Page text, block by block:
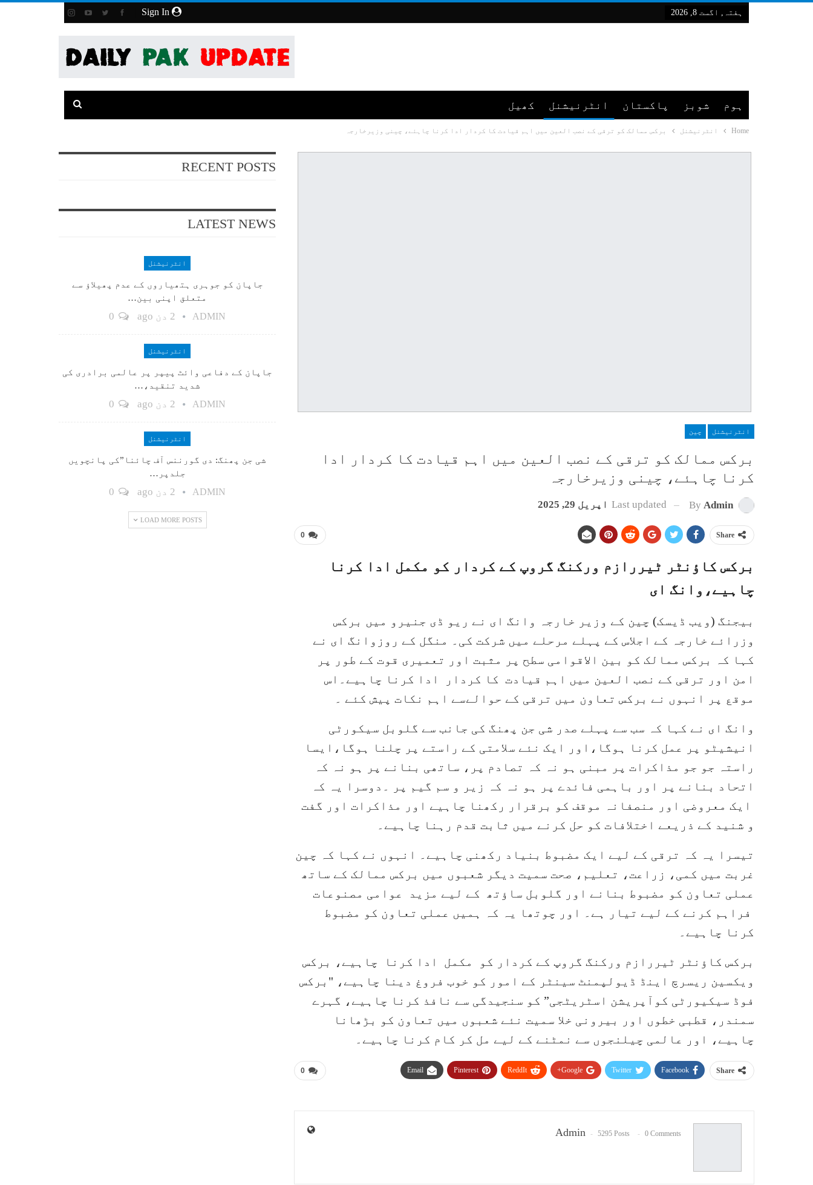
ہفتہ, اگست 8, 2026
ہوم شوبز پاکستان انٹرنیشنل کھیل
Home انٹرنیشنل برکس ممالک کو ترقی کے نصب العین میں اہم قیادت کا کردار ادا کرنا چاہئے، چینی وزیرخارجہ
انٹرنیشنل چین
برکس ممالک کو ترقی کے نصب العین میں اہم قیادت کا کردار ادا
کرنا چاہئے، چینی وزیرخارجہ
By Admin
Last updated اپریل 29, 2025
0 Share
برکس کاؤنٹر ٹیررازم ورکنگ گروپ کے کردار کو مکمل ادا کرنا
چاہیے،وانگ ای
بیجنگ (ویب ڈیسک) چین کے وزیر خارجہ وانگ ای نے ریو ڈی جنیرو میں برکس
وزرائے خارجہ کے اجلاس کے پہلے مرحلے میں شرکت کی۔ منگل کے روزوانگ ای نے
کہا کہ برکس ممالک کو بین الاقوامی سطح پر مثبت اور تعمیری قوت کے طور پر
امن اور ترقی کے نصب العین میں اہم قیادت کا کردار ادا کرنا چاہیے۔اس
موقع پر انہوں نے برکس تعاون میں ترقی کے حوالےسے اہم نکات پیش کئے ۔
وانگ ای نے کہا کہ سب سے پہلے صدر شی جن پھنگ کی جانب سے گلوبل سیکورٹی
انیشیٹو پر عمل کرنا ہوگا،اور ایک نئے سلامتی کے راستے پر چلنا ہوگا،ایسا
راستہ جو جو مذاکرات پر مبنی ہو نہ کہ تصادم پر، ساتھی بنانے پر ہو نہ کہ
اتحاد بنانے پر اور باہمی فائدے پر ہو نہ کہ زیر و سم گیم پر ۔دوسرا یہ کہ
ایک معروضی اور منصفانہ موقف کو برقرار رکھنا چاہیے اور مذاکرات اور گفت
و شنید کے ذریعے اختلافات کو حل کرنے میں ثابت قدم رہنا چاہیے۔
تیسرا یہ کہ ترقی کے لیے ایک مضبوط بنیاد رکھنی چاہیے۔ انہوں نے کہا کہ چین
غربت میں کمی، زراعت، تعلیم، صحت سمیت دیگر شعبوں میں برکس ممالک کے ساتھ
عملی تعاون کو مضبوط بنانے اور گلوبل ساؤتھ کے لیے مزید عوامی مصنوعات
فراہم کرنے کے لیے تیار ہے۔ اور چوتھا یہ کہ ہمیں عملی تعاون کو مضبوط
کرنا چاہیے۔
برکس کاؤنٹر ٹیررازم ورکنگ گروپ کے کردار کو مکمل ادا کرنا چاہیے، برکس
ویکسین ریسرچ اینڈ ڈیولپمنٹ سینٹر کے امور کو خوب فروغ دینا چاہیے، "برکس
فوڈ سیکیورٹی کوآپریشن اسٹریٹجی” کو سنجیدگی سے نافذ کرنا چاہیے، گہرے
سمندر، قطبی خطوں اور بیرونی خلا سمیت نئے شعبوں میں تعاون کو بڑھانا
چاہیے، اور عالمی چیلنجوں سے نمٹنے کے لیے مل کر کام کرنا چاہیے۔
0 Share
Facebook
Twitter
Google+
ReddIt
Pinterest
Email
Admin 5295 Posts 0 Comments
RECENT POSTS
LATEST NEWS
انٹرنیشنل
جاپان کو جوہری ہتھیاروں کے عدم پھیلاؤ سے
متعلق اپنی بین…
ADMIN 2 دن ago
انٹرنیشنل
جاپان کے دفاعی وائٹ پیپر پر عالمی برادری کی
شدید تنقید،…
ADMIN 2 دن ago
انٹرنیشنل
شی جن پھنگ: دی گورننس آف چائنا”کی پانچویں
جلدپر…
ADMIN 2 دن ago
LOAD MORE POSTS